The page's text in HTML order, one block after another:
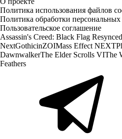
Политика использования файлов
Политика обработки
Пользовательское соглашение
Assassin's Creed: Black Flag Resynced
NextGothicinZOIMass Effect NEXT
DawnwalkerThe Elder Scrolls VIThe
Feathers